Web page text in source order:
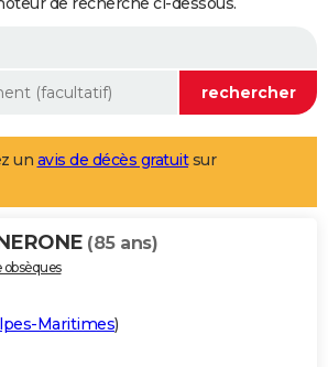
un avis de décès gratuitsur
(85 ans)
Maritimes)